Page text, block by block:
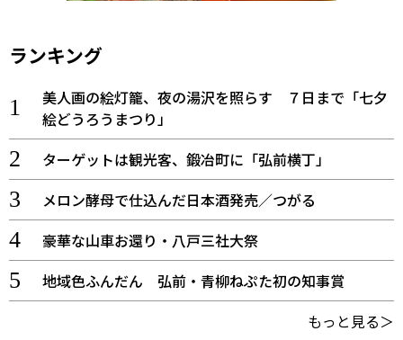
ランキング
美人画の絵灯籠、夜の湯沢を照らす ７日まで「七夕
絵どうろうまつり」
ターゲットは観光客、鍛冶町に「弘前横丁」
メロン酵母で仕込んだ日本酒発売／つがる
豪華な山車お還り・八戸三社大祭
地域色ふんだん 弘前・青柳ねぷた初の知事賞
もっと見る＞